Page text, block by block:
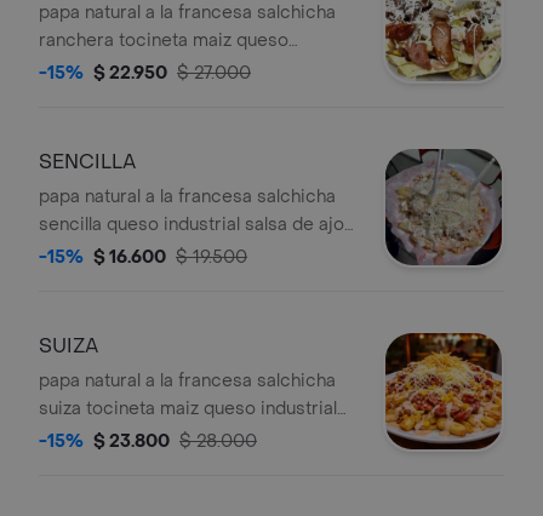
papa natural a la francesa salchicha
ranchera tocineta maiz queso
industrial salsa de ajo de la casa salsa
-15% $ 22.950 $ 27.000
SENCILLA
papa natural a la francesa salchicha
sencilla queso industrial salsa de ajo
de la casa salsa rosada ripio de papa
-15% $ 16.600 $ 19.500
SUIZA
papa natural a la francesa salchicha
suiza tocineta maiz queso industrial
salsa de ajo de la casa salsa rosada
-15% $ 23.800 $ 28.000